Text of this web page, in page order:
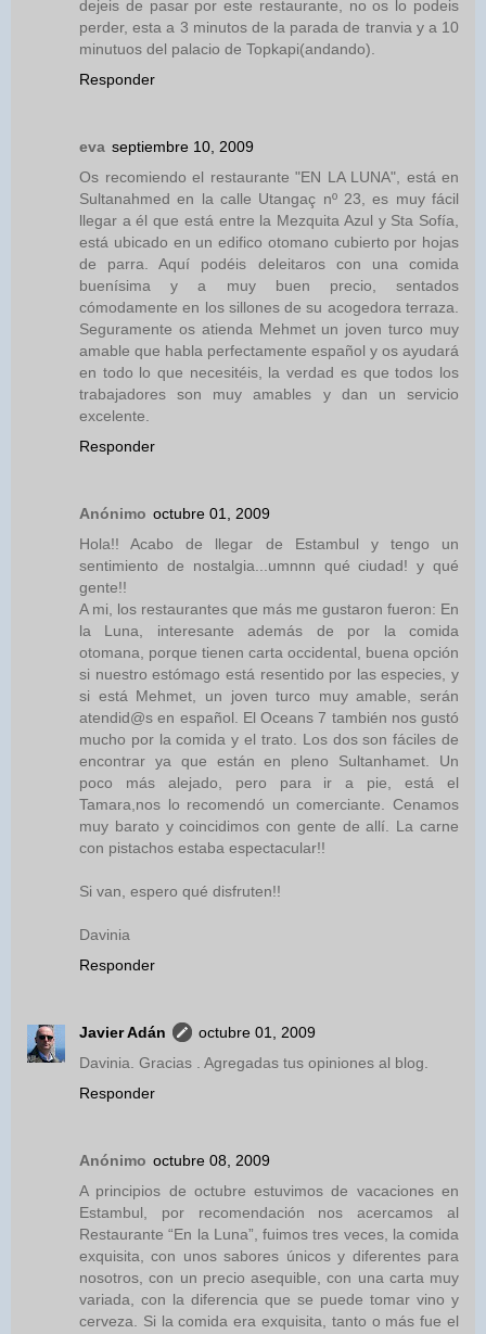
dejeis de pasar por este restaurante, no os lo podeis
perder, esta a 3 minutos de la parada de tranvia y a 10
minutuos del palacio de Topkapi(andando).
Responder
eva septiembre 10, 2009
Os recomiendo el restaurante "EN LA LUNA", está en
Sultanahmed en la calle Utangaç nº 23, es muy fácil
llegar a él que está entre la Mezquita Azul y Sta Sofía,
está ubicado en un edifico otomano cubierto por hojas
de parra. Aquí podéis deleitaros con una comida
buenísima y a muy buen precio, sentados
cómodamente en los sillones de su acogedora terraza.
Seguramente os atienda Mehmet un joven turco muy
amable que habla perfectamente español y os ayudará
en todo lo que necesitéis, la verdad es que todos los
trabajadores son muy amables y dan un servicio
excelente.
Responder
Anónimo octubre 01, 2009
Hola!! Acabo de llegar de Estambul y tengo un
sentimiento de nostalgia...umnnn qué ciudad! y qué
gente!!
A mi, los restaurantes que más me gustaron fueron: En
la Luna, interesante además de por la comida
otomana, porque tienen carta occidental, buena opción
si nuestro estómago está resentido por las especies, y
si está Mehmet, un joven turco muy amable, serán
atendid@s en español. El Oceans 7 también nos gustó
mucho por la comida y el trato. Los dos son fáciles de
encontrar ya que están en pleno Sultanhamet. Un
poco más alejado, pero para ir a pie, está el
Tamara,nos lo recomendó un comerciante. Cenamos
muy barato y coincidimos con gente de allí. La carne
con pistachos estaba espectacular!!
Si van, espero qué disfruten!!
Davinia
Responder
Javier Adán
octubre 01, 2009
Davinia. Gracias . Agregadas tus opiniones al blog.
Responder
Anónimo octubre 08, 2009
A principios de octubre estuvimos de vacaciones en
Estambul, por recomendación nos acercamos al
Restaurante “En la Luna”, fuimos tres veces, la comida
exquisita, con unos sabores únicos y diferentes para
nosotros, con un precio asequible, con una carta muy
variada, con la diferencia que se puede tomar vino y
cerveza. Si la comida era exquisita, tanto o más fue el